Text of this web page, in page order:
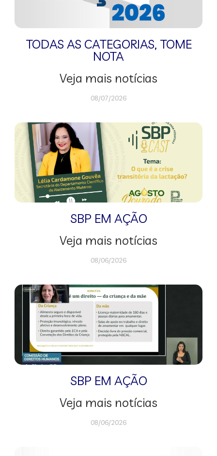
TODAS AS CATEGORIAS, TOME
NOTA
Veja mais notícias
08/07/2026
SBP EM AÇÃO
Veja mais notícias
08/06/2026
SBP EM AÇÃO
Veja mais notícias
08/06/2026